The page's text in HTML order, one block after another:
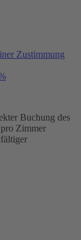
Zustimmung
Buchung des
Zimmer